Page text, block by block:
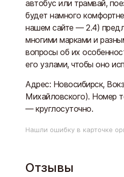
автобус или трамвай,
будет намного
нашем сайте — 2.4)
многими марками и
вопросы об их
его узлами, чтобы оно
Адрес: Новосибирск,
Михайловского). Номер
— круглосуточно.
Нашли ошибку в карточке
Отзывы